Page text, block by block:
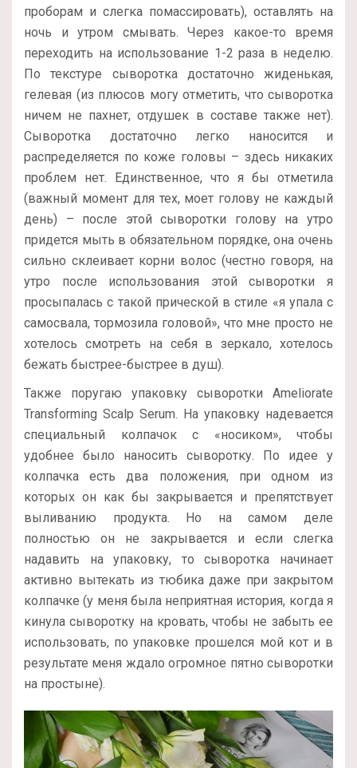
проборам и слегка помассировать), оставлять на
ночь и утром смывать. Через какое-то время
переходить на использование 1-2 раза в неделю.
По текстуре сыворотка достаточно жиденькая,
гелевая (из плюсов могу отметить, что сыворотка
ничем не пахнет, отдушек в составе также нет).
Сыворотка достаточно легко наносится и
распределяется по коже головы – здесь никаких
проблем нет. Единственное, что я бы отметила
(важный момент для тех, моет голову не каждый
день) – после этой сыворотки голову на утро
придется мыть в обязательном порядке, она очень
сильно склеивает корни волос (честно говоря, на
утро после использования этой сыворотки я
просыпалась с такой прической в стиле «я упала с
самосвала, тормозила головой», что мне просто не
хотелось смотреть на себя в зеркало, хотелось
бежать быстрее-быстрее в душ).
Также поругаю упаковку сыворотки Ameliorate
Transforming Scalp Serum. На упаковку надевается
специальный колпачок с «носиком», чтобы
удобнее было наносить сыворотку. По идее у
колпачка есть два положения, при одном из
которых он как бы закрывается и препятствует
выливанию продукта. Но на самом деле
полностью он не закрывается и если слегка
надавить на упаковку, то сыворотка начинает
активно вытекать из тюбика даже при закрытом
колпачке (у меня была неприятная история, когда я
кинула сыворотку на кровать, чтобы не забыть ее
использовать, по упаковке прошелся мой кот и в
результате меня ждало огромное пятно сыворотки
на простыне).